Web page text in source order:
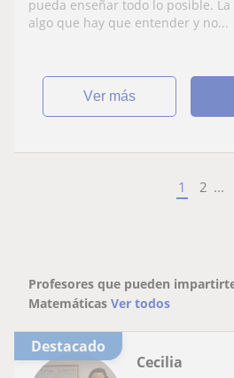
la fisica. Llevo tres años
pueda enseñar todo lo posible.
algo que hay que entender y no...
ver más
1 2 ...
Profesores que pueden
Matemáticas Ver todos
Destacado
Cecilia